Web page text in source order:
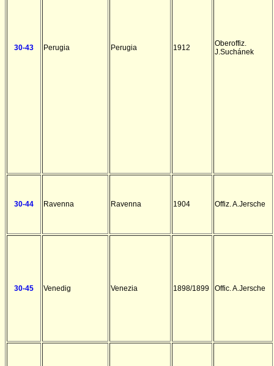
30-43 Perugia Perugia 1912
Oberoffiz.
J.Suchánek
30-44 Ravenna Ravenna 1904 Offiz. A.Jersche
30-45 Venedig Venezia 1898/1899 Offic. A.Jersche